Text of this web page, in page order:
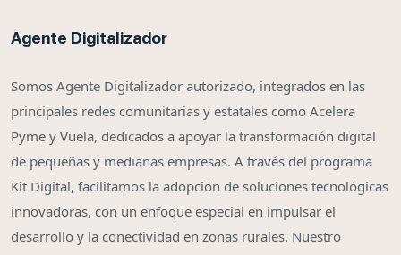
Agente Digitalizador
Somos Agente Digitalizador autorizado, integrados en las
principales redes comunitarias y estatales como Acelera
Pyme y Vuela, dedicados a apoyar la transformación digital
de pequeñas y medianas empresas. A través del programa
Kit Digital, facilitamos la adopción de soluciones tecnológicas
innovadoras, con un enfoque especial en impulsar el
desarrollo y la conectividad en zonas rurales. Nuestro